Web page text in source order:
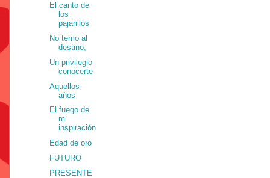
El canto de
los
pajarillos
No temo al
destino,
Un privilegio
conocerte
Aquellos
años
El fuego de
mi
inspiración
Edad de oro
FUTURO
PRESENTE